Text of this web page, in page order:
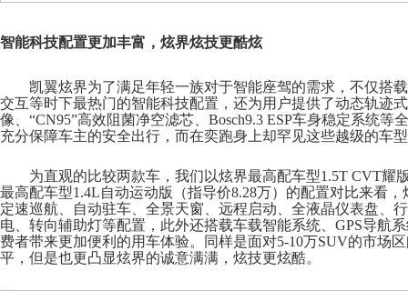
智能科技配置更加丰富，炫界炫技更酷炫
凯翼炫界为了满足年轻一族对于智能座驾的需求，不仅搭
交互等时下最热门的智能科技配置，还为用户提供了动态轨迹
像、 “CN95”高效阻菌净空滤芯、Bosch9.3 ESP车身稳定系统等
充分保障车主的安全出行，而在奕跑身上却罕见这些越级的车
为直观的比较两款车，我们以炫界最高配车型1.5T CVT耀
最高配车型1.4L自动运动版（指导价8.28万）的配置对比来看
定速巡航、自动驻车、全景天窗、远程启动、全液晶仪表盘、
电、转向辅助灯等配置，此外还搭载车载智能系统、GPS导航
费者带来更加便利的用车体验。同样是面对5-10万SUV的市场
平，但是也更凸显炫界的诚意满满，炫技更炫酷。